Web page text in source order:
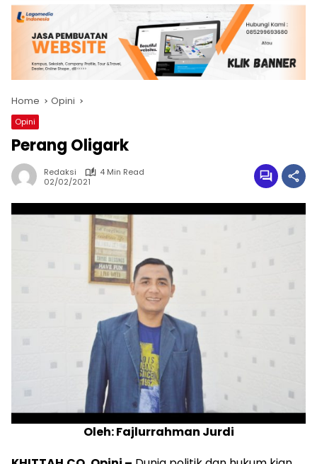
Home Opini
Opini
Perang Oligark
Redaksi
4 Min Read
02/02/2021
Oleh: Fajlurrahman Jurdi